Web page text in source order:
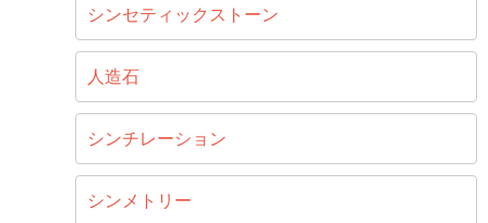
シンセティックストーン
人造石
シンチレーション
シンメトリー